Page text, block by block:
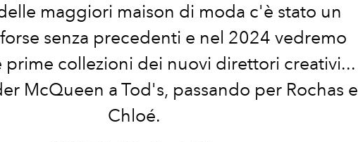
maggiori maison di moda c'è stato un
senza precedenti e nel 2024 vedremo
prime collezioni dei nuovi direttori creativi...
McQueen a Tod's, passando per Rochas e
Chloé.